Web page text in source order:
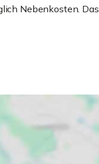
Nebenkosten. Das